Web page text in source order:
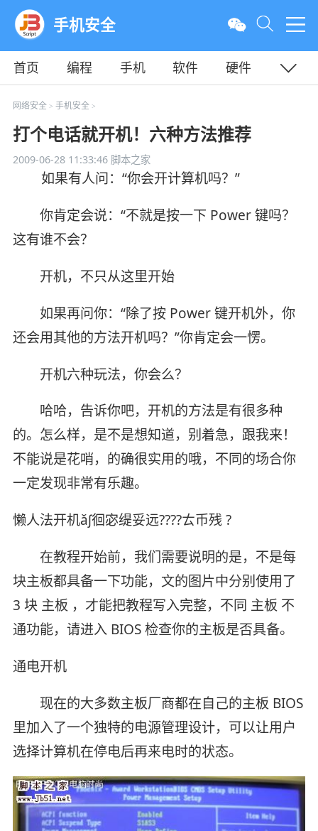
手机安全
首页 编程 手机 软件
硬件
教程
平面
网络安全> 手机安全>
打个电话就开机！六种方法推荐
2009-06-28 11:33:46脚本之家
如果有人问：“你会开计算机吗？”
你肯定会说：“不就是按一下 Power 键吗？
这有谁不会？
开机，不只从这里开始
如果再问你：“除了按 Power 键开机外，你
还会用其他的方法开机吗？”你肯定会一愣。
开机六种玩法，你会么？
哈哈，告诉你吧，开机的方法是有很多种
的。怎么样，是不是想知道，别着急，跟我来！
不能说是花哨，的确很实用的哦，不同的场合你
一定发现非常有乐趣。
懒人法开机ǎ∫徊宓缇妥远????ㄊ币残 ?
在教程开始前，我们需要说明的是，不是每
块主板都具备一下功能，文的图片中分别使用了
3 块 主板 ，才能把教程写入完整，不同 主板 不
通功能，请进入 BIOS 检查你的主板是否具备。
通电开机
现在的大多数主板厂商都在自己的主板 BIOS
里加入了一个独特的电源管理设计，可以让用户
选择计算机在停电后再来电时的状态。